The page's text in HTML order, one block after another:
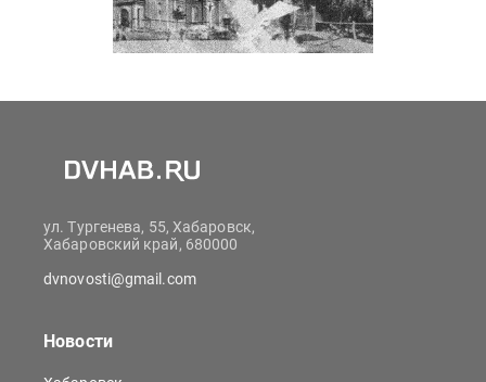
ул. Тургенева, 55, Хабаровск,
Хабаровский край, 680000
dvnovosti@gmail.com
Новости